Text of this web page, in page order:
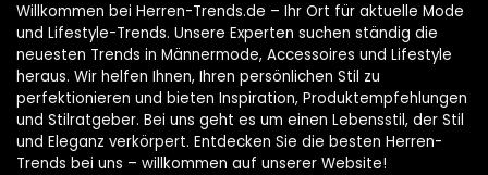
Willkommen bei Herren-Trends.de – Ihr Ort für aktuelle Mode
und Lifestyle-Trends. Unsere Experten suchen ständig die
neuesten Trends in Männermode, Accessoires und Lifestyle
heraus. Wir helfen Ihnen, Ihren persönlichen Stil zu
perfektionieren und bieten Inspiration, Produktempfehlungen
und Stilratgeber. Bei uns geht es um einen Lebensstil, der Stil
und Eleganz verkörpert. Entdecken Sie die besten Herren-
Trends bei uns – willkommen auf unserer Website!